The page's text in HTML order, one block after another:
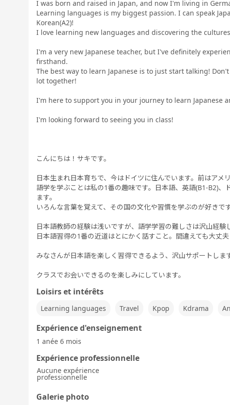
I was born and raised in Japan, and now I'm living in
Learning languages is my biggest passion. I can speak
Korean(A2)!
I love learning new languages and discovering the
I'm a very new Japanese teacher, but I've definitely
firsthand.
The best way to learn Japanese is to just start talking!
lot together!
I'm here to support you in your journey to learn Japanese
I'm looking forward to seeing you in class!
こんにちは！サキです。
日本生まれ日本育ちで、今はドイツに住んでいます。前はアメ
語学を学ぶことは私の1番の趣味です。日本語、英語(B1-B2)、
ます。
いろんな言葉を覚えて、その国の文化や習慣を学ぶのが好きです
日本語教師の経験は浅いですが、語学学習の難しさは沢山経験
日本語習得の1番の近道はとにかく話すこと。間違えても大丈
みなさんが日本語を楽しく習得できるよう、沢山サポートしま
クラスでお会いできるのを楽しみにしています。
Loisirs et intérêts
Learning languages Travel Kpop Kdrama
Expérience d'enseignement
1 anée 6 mois
Expérience professionnelle
Aucune expérience
professionnelle
Galerie photo